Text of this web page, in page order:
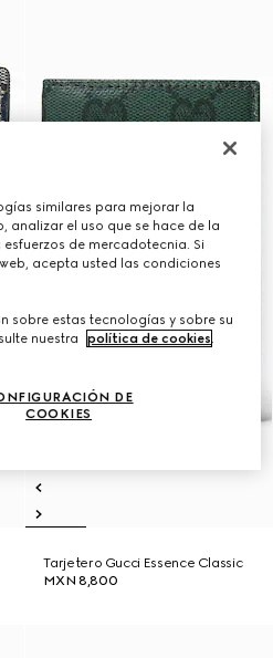
Tarjetero Gucci Essence Classic
MXN 8,800
similares para mejorar la
analizar el uso que se hace de la
de mercadotecnia. Si
acepta usted las condiciones
sobre estas tecnologías y sobre su
nuestra
política de cookies.
DE
COOKIES